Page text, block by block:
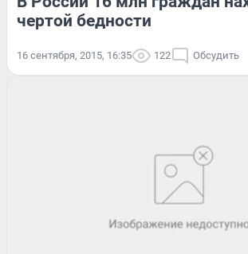
чертой бедности
16 сентября, 2015, 16:35 122 Обсудить